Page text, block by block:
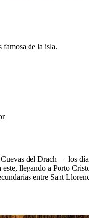
famosa de la isla.
del Drach — los
este, llegando a Porto
entre Sant